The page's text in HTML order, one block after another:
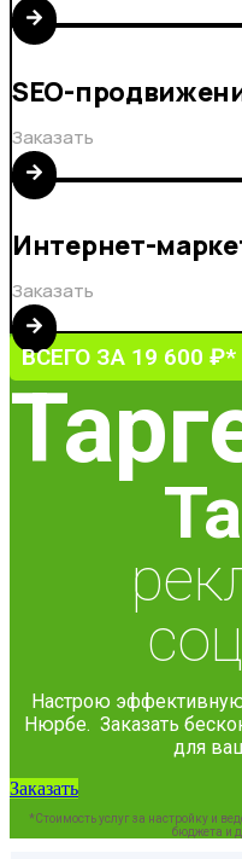
SEO-
Заказать
Интернет-
Заказать
ВСЕГО ЗА 19 600 ₽*
Настрою
Нюрбе. Заказать
для
Заказать
*Стоимость услуг за настройку и
бюджета и